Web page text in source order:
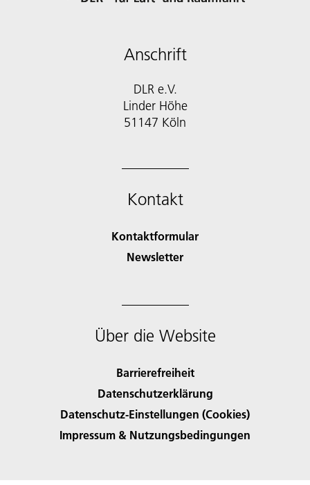
Anschrift
DLR e.V.
Linder Höhe
51147 Köln
Kontakt
Kontaktformular
Newsletter
Über die Website
Barrierefreiheit
Datenschutzerklärung
Datenschutz-Einstellungen (Cookies)
Impressum & Nutzungsbedingungen